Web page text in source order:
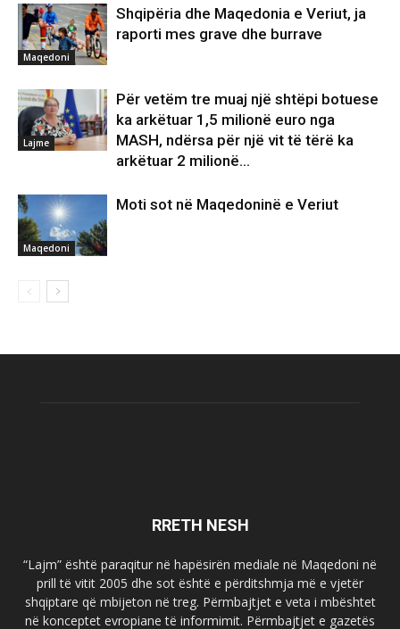
Maqedoni
Shqipëria dhe Maqedonia e Veriut, ja
raporti mes grave dhe burrave
Lajme
Për vetëm tre muaj një shtëpi botuese
ka arkëtuar 1,5 milionë euro nga
MASH, ndërsa për një vit të tërë ka
arkëtuar 2 milionë...
Maqedoni
Moti sot në Maqedoninë e Veriut
RRETH NESH
“Lajm” është paraqitur në hapësirën mediale në Maqedoni në
prill të vitit 2005 dhe sot është e përditshmja më e vjetër
shqiptare që mbijeton në treg. Përmbajtjet e veta i mbështet
në konceptet evropiane të informimit. Përmbajtjet e gazetës